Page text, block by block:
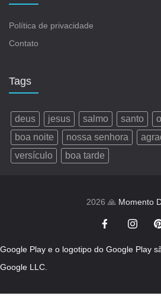
Política de privacidade
Contato
Tags
deus jesus salmo santo
boa noite
nossa senhora
versículo
boa tarde
2026 🙏 Momento
Google Play e o logotipo do Google Play
Google LLC.